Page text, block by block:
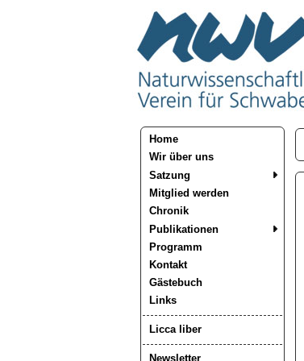
Home
Wir über uns
Satzung
Mitglied werden
Chronik
Publikationen
Programm
Kontakt
Gästebuch
Links
Licca liber
Newsletter